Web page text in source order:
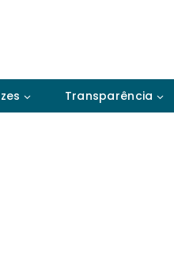
Transparência